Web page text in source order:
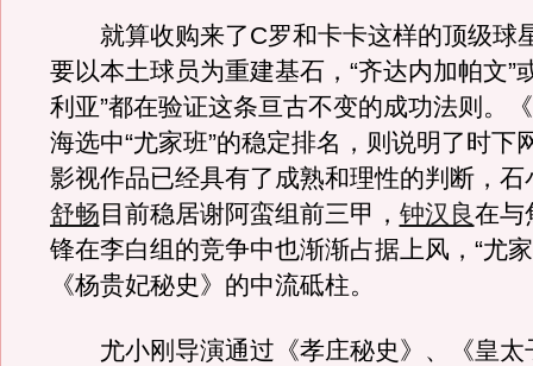
就算收购来了C罗和卡卡这样的顶级球
要以本土球员为重建基石，“齐达内加帕文”
利亚”都在验证这条亘古不变的成功法则。
海选中“尤家班”的稳定排名，则说明了时下
影视作品已经具有了成熟和理性的判断，石
舒畅目前稳居谢阿蛮组前三甲， 钟汉良在与
锋在李白组的竞争中也渐渐占据上风，“尤
《杨贵妃秘史》的中流砥柱。
尤小刚导演通过《孝庄秘史》、《皇太